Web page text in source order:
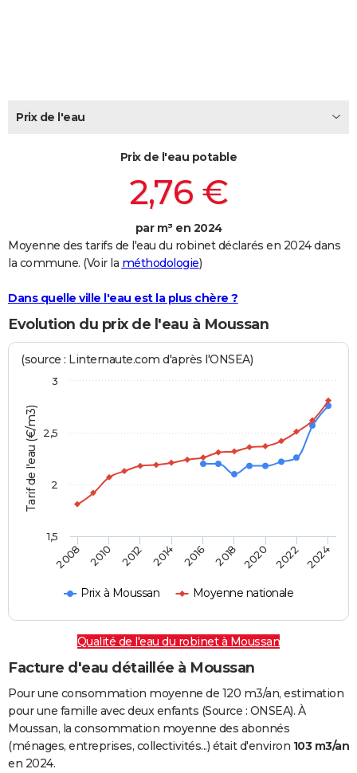
Carte de Noël
Carte Bonne année
Carte Saint-Valentin
Carte Pâques
Carte d'anniversaire
DICTIONNAIRE
FORUM
Prix de l'eau
Prix de l'eau potable
2,76 €
par m³ en 2024
Moyenne des tarifs de l'eau du robinet déclarés en 2024 dans
la commune. (Voir la méthodologie)
Dans quelle ville l'eau est la plus chère ?
Evolution du prix de l'eau à Moussan
Tarif de l'eau (€/m3)
(source : Linternaute.com d'après l'ONSEA)
Prix à Moussan Moyenne nationale
2008 2010 2012 2014 2016 2018 2020 2022 2024
2
2,5
3
1,5
Qualité de l'eau du robinet à Moussan
Facture d'eau détaillée à Moussan
Pour une consommation moyenne de 120 m3/an, estimation
pour une famille avec deux enfants (Source : ONSEA). À
Moussan, la consommation moyenne des abonnés
(ménages, entreprises, collectivités...) était d'environ 103 m3/an
en 2024.